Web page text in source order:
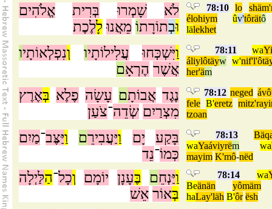
לֹא שָׁמְרוּ בְּרִית
אֱלֹהִים
וּבְתוֹרָתוֹ מֵאֲנוּ לָלֶכֶת
78:10 lo
élohiym
ûv'tôrätô
lälekhet
וַיִּשְׁכְּחוּ עֲלִילוֹתָיו וְנִפְלְאוֹתָיו
אֲשֶׁר הֶרְאָם
78:11 wa
áliylôtäyw w'
her'äm
נֶגֶד אֲבוֹתָם עָשָׂה פֶלֶא בְּאֶרֶץ
מִצְרַיִם שְׂדֵה־צֹעַן
78:12 neged
fele B'eretz
tzoan
בָּקַע יָם וַיַּעֲבִירֵם וַיַּצֶּב־מַיִם
כְּמוֹ־נֵד
78:13
waYaáviyrëm wa
mayim K'mô-nëd
וַיַּנְחֵם בֶּעָנָן יוֹמָם וְכָל־הַלַּיְלָה
בְּאוֹר אֵשׁ
78:14 wa
Beänän
yômäm
haLay'läh B'ôr ësh